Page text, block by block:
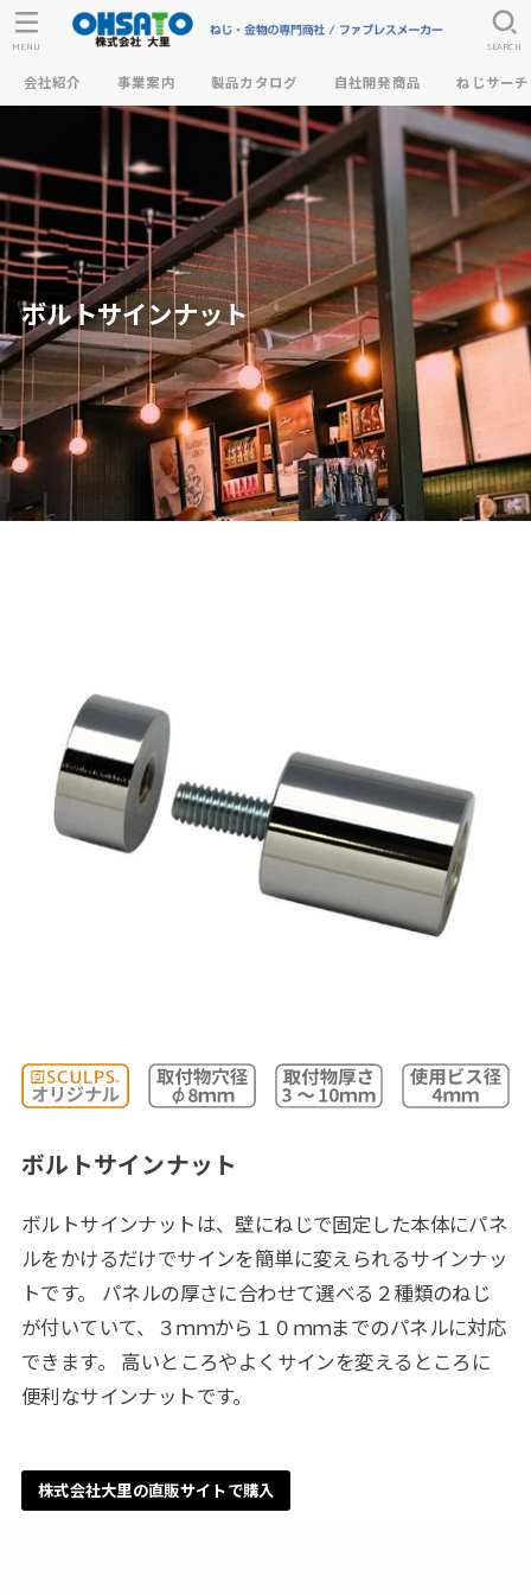
会社紹介 事業案内 製品カタログ 自社開発商品 ねじサーチ
SEARCH
MENU
ボルトサインナット
ボルトサインナット
ボルトサインナットは、壁にねじで固定した本体にパネ
ルをかけるだけでサインを簡単に変えられるサインナッ
トです。 パネルの厚さに合わせて選べる２種類のねじ
が付いていて、３ｍｍから１０ｍｍまでのパネルに対応
できます。 高いところやよくサインを変えるところに
便利なサインナットです。
株式会社大里の直販サイトで購入